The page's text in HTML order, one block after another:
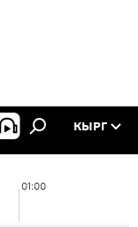
КЫРГ
01:00